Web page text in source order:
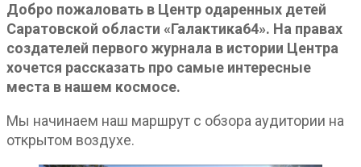
Добро пожаловать в Центр одаренных детей
Саратовской области «Галактика64». На правах
создателей первого журнала в истории Центра
хочется рассказать про самые интересные
места в нашем космосе.
Мы начинаем наш маршрут с обзора аудитории на
открытом воздухе.